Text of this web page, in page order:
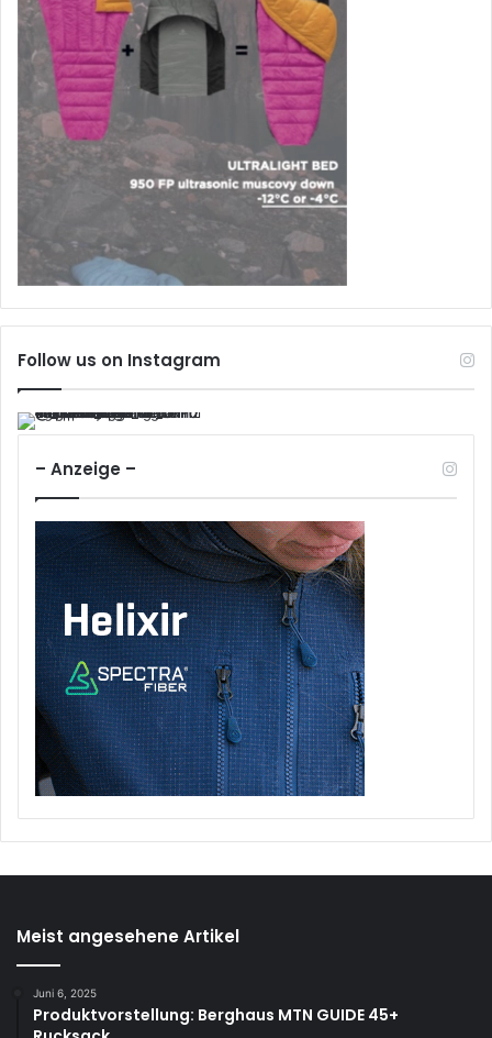
Follow us on Instagram
– Anzeige –
Meist angesehene Artikel
Juni 6, 2025
Produktvorstellung: Berghaus MTN GUIDE 45+